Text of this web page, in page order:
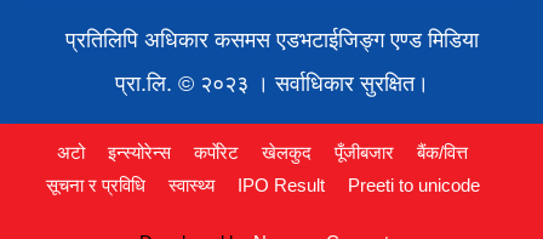
प्रतिलिपि अधिकार कसमस एडभटाईजिङ्ग एण्ड मिडिया
प्रा.लि. © २०२३ । सर्वाधिकार सुरक्षित।
अटो इन्स्योरेन्स कर्पाेरेट खेलकुद पूँजीबजार
बैंक/वित्त
सूचना र प्रविधि
स्वास्थ्य IPO Result Preeti to unicode